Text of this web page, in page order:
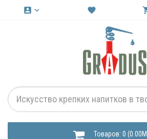
account_box keyboard_arrow_down favorite
Товаров: 0